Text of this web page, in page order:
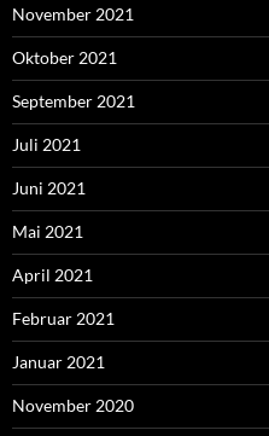
November 2021
Oktober 2021
September 2021
Juli 2021
Juni 2021
Mai 2021
April 2021
Februar 2021
Januar 2021
November 2020